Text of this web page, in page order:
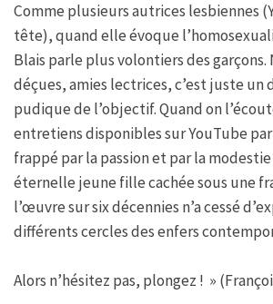
Comme plusieurs autrices lesbiennes
tête), quand elle évoque
Blais parle plus volontiers des garçons.
déçues, amies lectrices, c’est juste un
pudique de l’objectif. Quand on
entretiens disponibles sur YouTube
frappé par la passion et par la
éternelle jeune fille cachée sous une
l’œuvre sur six décennies n’a cessé
différents cercles des enfers
Alors n’hésitez pas, plongez ! »